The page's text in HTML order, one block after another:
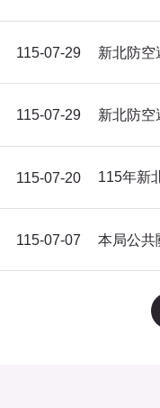
115-07-29 新北防空
115-07-29 新北防空
115-07-20
115-07-07